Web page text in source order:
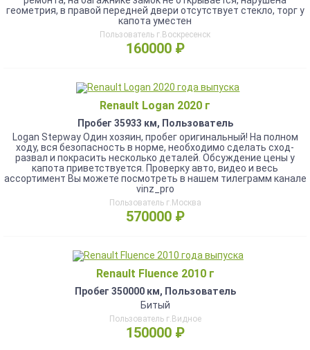
геометрия, в правой передней двери отсутствует стекло, торг у
капота уместен
Пользователь г.Воскресенск
160000 ₽
Renault Logan 2020 г
Пробег 35933 км, Пользователь
Logan Stepway Один хозяин, пробег оригинальный! На полном
ходу, вся безопасность в норме, необходимо сделать сход-
развал и покрасить несколько деталей. Обсуждение цены у
капота приветствуется. Проверку авто, видео и весь
ассортимент Вы можете посмотреть в нашем тилеграмм канале
vinz_pro
Пользователь г.Москва
570000 ₽
Renault Fluence 2010 г
Пробег 350000 км, Пользователь
Битый
Пользователь г.Видное
150000 ₽